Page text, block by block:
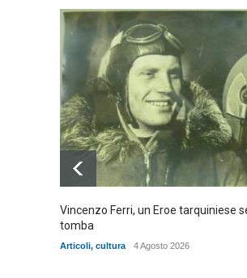
Vincenzo Ferri, un Eroe tarquiniese
tomba
Articoli, cultura 4 Agosto 2026